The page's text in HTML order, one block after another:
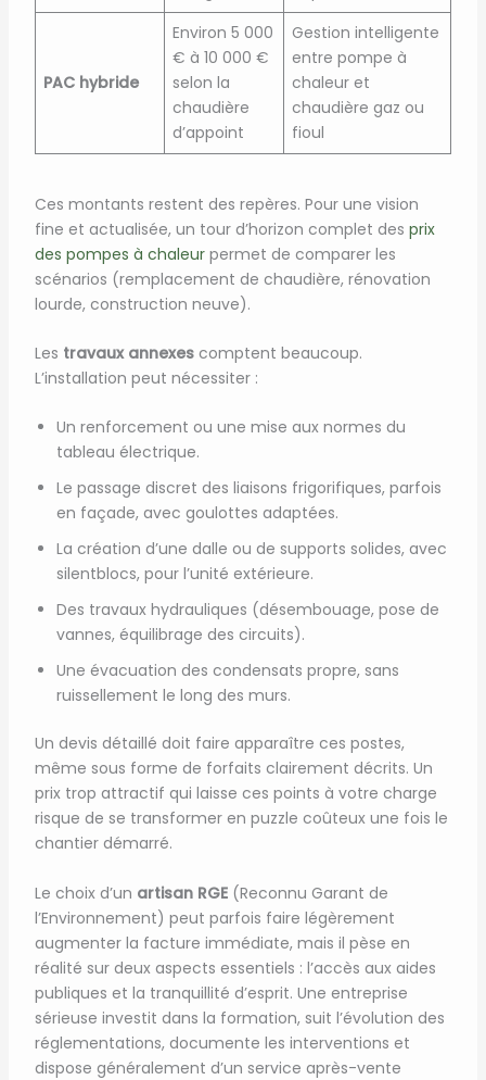
PAC hybride
Environ 5 000
€ à 10 000 €
selon la
chaudière
d’appoint
Gestion intelligente
entre pompe à
chaleur et
chaudière gaz ou
fioul
Ces montants restent des repères. Pour une vision
fine et actualisée, un tour d’horizon complet des prix
des pompes à chaleurpermet de comparer les
scénarios (remplacement de chaudière, rénovation
lourde, construction neuve).
Les travaux annexescomptent beaucoup.
L’installation peut nécessiter :
Un renforcement ou une mise aux normes du
tableau électrique.
Le passage discret des liaisons frigorifiques, parfois
en façade, avec goulottes adaptées.
La création d’une dalle ou de supports solides, avec
silentblocs, pour l’unité extérieure.
Des travaux hydrauliques (désembouage, pose de
vannes, équilibrage des circuits).
Une évacuation des condensats propre, sans
ruissellement le long des murs.
Un devis détaillé doit faire apparaître ces postes,
même sous forme de forfaits clairement décrits. Un
prix trop attractif qui laisse ces points à votre charge
risque de se transformer en puzzle coûteux une fois le
chantier démarré.
Le choix d’un artisan RGE(Reconnu Garant de
l’Environnement) peut parfois faire légèrement
augmenter la facture immédiate, mais il pèse en
réalité sur deux aspects essentiels : l’accès aux aides
publiques et la tranquillité d’esprit. Une entreprise
sérieuse investit dans la formation, suit l’évolution des
réglementations, documente les interventions et
dispose généralement d’un service après-vente